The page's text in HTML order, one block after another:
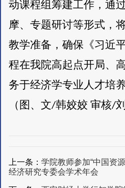
动课程组筹建工作，通
摩、专题研讨等形式，
教学准备，确保《习近
程在我院高起点开局、
务于经济学专业人才培
（图、文/韩姣姣 审核/
上一条： 学院教师参加“中国资
经济研究专委会学术年会